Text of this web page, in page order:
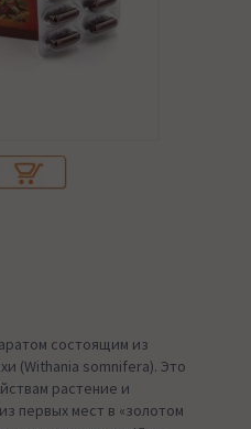
состоящим из
(Withania somnifera). Это
растение и
первых мест в «золотом